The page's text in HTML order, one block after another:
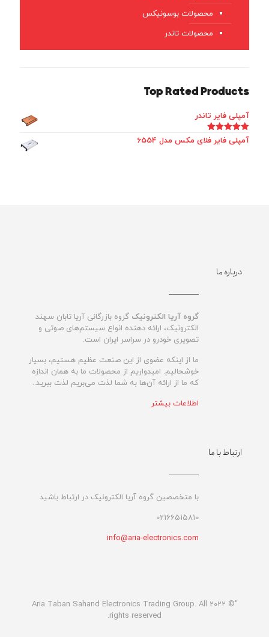
محصولات بوسونیکس
محصولات تاندر
Top Rated Products
آمپلی فایر تاندر
امتیاز
5.00
از 5
آمپلی فایر فلای مکس مدل 6554
درباره ما
گروه آریا الکترونیک گروه بازرگانی آریا تابان سهند
الکترونیک، ارائه دهنده انواع سیستم‌های صوتی و
تصویری خودرو در سراسر ایران است.
ما از اینکه عضوی از این صنعت عظیم هستیم، بسیار
خوشحالیم. امیدواریم از محصولات ما به همان اندازه
که ما از ارائه آن‌ها به شما لذت می‌‌بریم لذت ببرید..
اطلاعات بیشتر
ارتباط با ما
با متخصصین گروه آریا الکترونیک در ارتباط باشید
02166515810
info@aria-electronics.com
"© 2022 Aria Taban Sahand Electronics Trading Group. All
rights reserved.